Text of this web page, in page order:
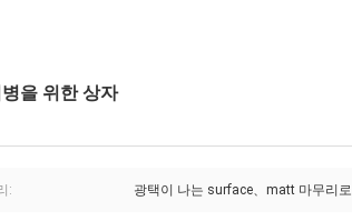
을 위한 상자
: 광택이 나는 surface、matt 마무리로